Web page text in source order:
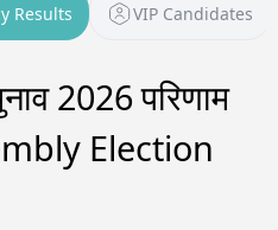
Results VIP Candidates
2026 परिणाम
Election